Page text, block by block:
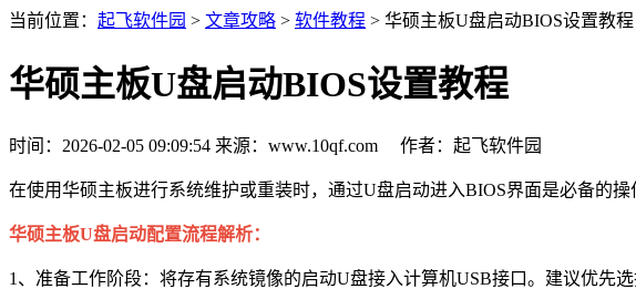
当前位置： 起飞软件园 > 文章攻略 > 软件教程 > 华硕主板U盘启动BIOS设置教程
华硕主板U盘启动BIOS设置教程
时间：2026-02-05 09:09:54 来源：www.10qf.com 作者：起飞软件园
在使用华硕主板进行系统维护或重装时，通过U盘启动进入BIOS界面是必备的
华硕主板U盘启动配置流程解析：
1、准备工作阶段：将存有系统镜像的启动U盘接入计算机USB接口。建议优先